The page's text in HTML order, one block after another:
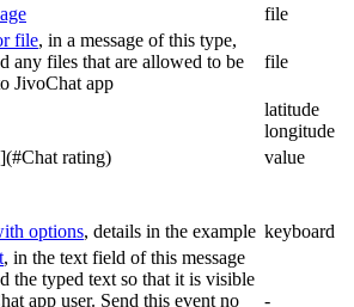
file
file, in a message of this type,
any files that are allowed to be
JivoChat app
file
latitude
longitude
rating)
value
options, details in the example keyboard
, in the text field of this message
the typed text so that it is visible
app user. Send this event no
-